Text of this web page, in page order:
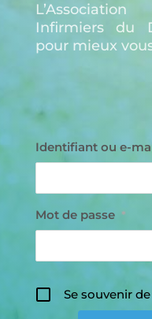
Infirmiers du
pour mieux
Identifiant ou e-
Mot de passe *
Se souvenir